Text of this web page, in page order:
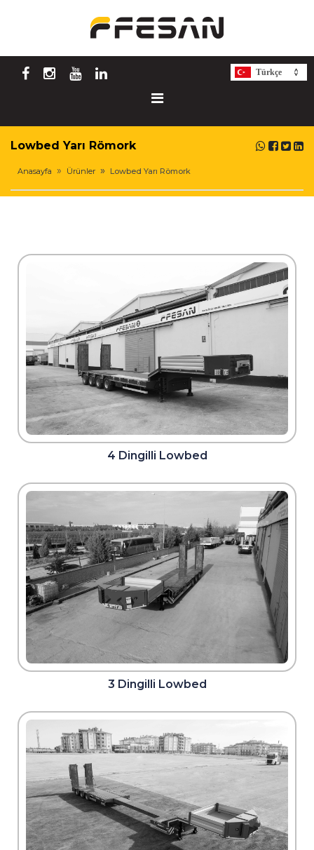
Türkçe
Lowbed Yarı Römork
Anasayfa Ürünler Lowbed Yarı Römork
4 Dingilli Lowbed
3 Dingilli Lowbed